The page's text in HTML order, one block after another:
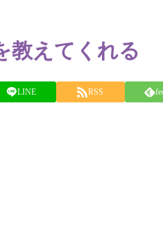
教えてくれる
LINE RSS